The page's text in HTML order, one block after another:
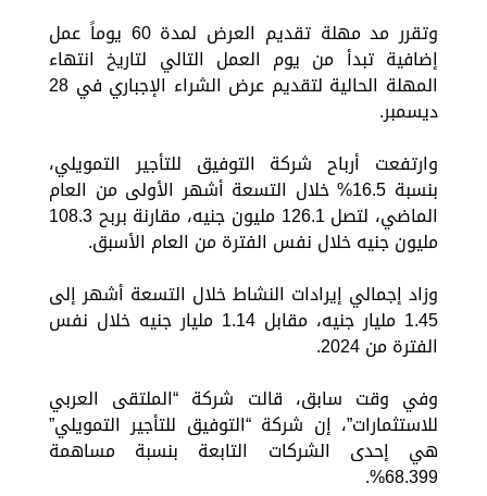
وتقرر مد مهلة تقديم العرض لمدة 60 يوماً عمل
إضافية تبدأ من يوم العمل التالي لتاريخ انتهاء
المهلة الحالية لتقديم عرض الشراء الإجباري في 28
ديسمبر.
وارتفعت أرباح شركة التوفيق للتأجير التمويلي،
بنسبة 16.5% خلال التسعة أشهر الأولى من العام
الماضي، لتصل 126.1 مليون جنيه، مقارنة بربح 108.3
مليون جنيه خلال نفس الفترة من العام الأسبق.
وزاد إجمالي إيرادات النشاط خلال التسعة أشهر إلى
1.45 مليار جنيه، مقابل 1.14 مليار جنيه خلال نفس
الفترة من 2024.
وفي وقت سابق، قالت شركة “الملتقى العربي
للاستثمارات”، إن شركة “التوفيق للتأجير التمويلي”
هي إحدى الشركات التابعة بنسبة مساهمة
68.399%.